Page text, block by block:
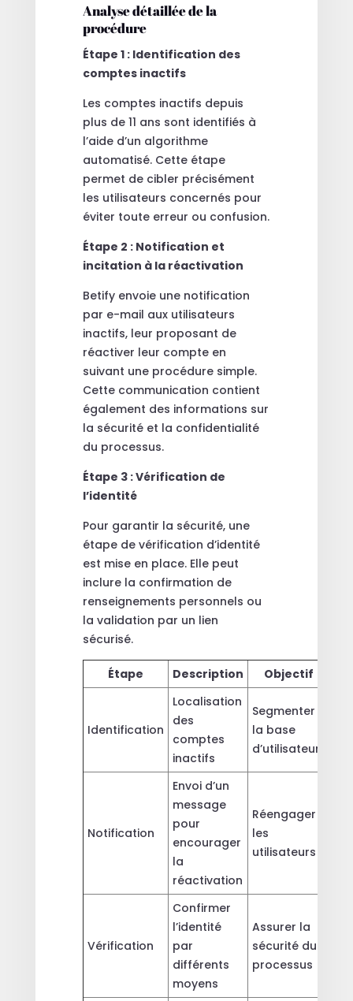
Analyse détaillée de la
procédure
Étape 1 : Identification des
comptes inactifs
Les comptes inactifs depuis
plus de 11 ans sont identifiés à
l’aide d’un algorithme
automatisé. Cette étape
permet de cibler précisément
les utilisateurs concernés pour
éviter toute erreur ou confusion.
Étape 2 : Notification et
incitation à la réactivation
Betify envoie une notification
par e-mail aux utilisateurs
inactifs, leur proposant de
réactiver leur compte en
suivant une procédure simple.
Cette communication contient
également des informations sur
la sécurité et la confidentialité
du processus.
Étape 3 : Vérification de
l’identité
Pour garantir la sécurité, une
étape de vérification d’identité
est mise en place. Elle peut
inclure la confirmation de
renseignements personnels ou
la validation par un lien
sécurisé.
Étape Description Objectif
Identification
Localisation
des
comptes
inactifs
Segmenter
la base
d’utilisateurs
Notification
Envoi d’un
message
pour
encourager
la
réactivation
Réengager
les
utilisateurs
Vérification
Confirmer
l’identité
par
différents
moyens
Assurer la
sécurité du
processus